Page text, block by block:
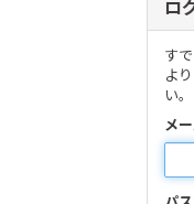
ロ
す
よ
い。
メ